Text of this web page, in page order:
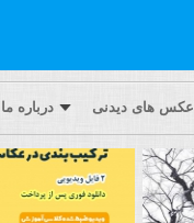
عکس های دیدنی درباره ما